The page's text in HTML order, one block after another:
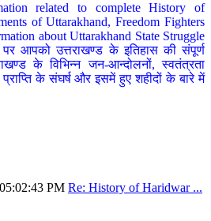
related to complete History of
of Uttarakhand, Freedom Fighters
about Uttarakhand State Struggle
आपको उत्तराखण्ड के इतिहास की संपूर्ण
के विभिन्न जन-आन्दोलनों, स्वतंत्रता
के संघर्ष और इसमें हुए शहीदों के बारे में
PM Re: History of Haridwar ...